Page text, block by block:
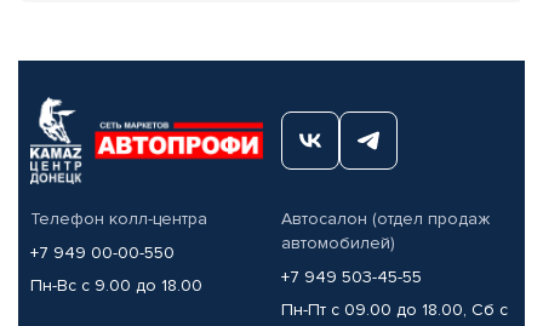
Телефон колл-центра
+7 949 00-00-550
Пн-Вс с 9.00 до 18.00
Автосалон (отдел продаж
автомобилей)
+7 949 503-45-55
Пн-Пт с 09.00 до 18.00, Сб с